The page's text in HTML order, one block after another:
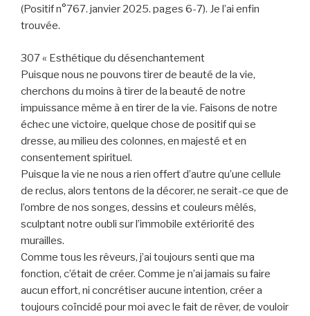
(Positif n°767. janvier 2025. pages 6-7). Je l’ai enfin
trouvée.
307 « Esthétique du désenchantement
Puisque nous ne pouvons tirer de beauté de la vie,
cherchons du moins à tirer de la beauté de notre
impuissance même à en tirer de la vie. Faisons de notre
échec une victoire, quelque chose de positif qui se
dresse, au milieu des colonnes, en majesté et en
consentement spirituel.
Puisque la vie ne nous a rien offert d’autre qu’une cellule
de reclus, alors tentons de la décorer, ne serait-ce que de
l’ombre de nos songes, dessins et couleurs mêlés,
sculptant notre oubli sur l’immobile extériorité des
murailles.
Comme tous les rêveurs, j’ai toujours senti que ma
fonction, c’était de créer. Comme je n’ai jamais su faire
aucun effort, ni concrétiser aucune intention, créer a
toujours coïncidé pour moi avec le fait de rêver, de vouloir